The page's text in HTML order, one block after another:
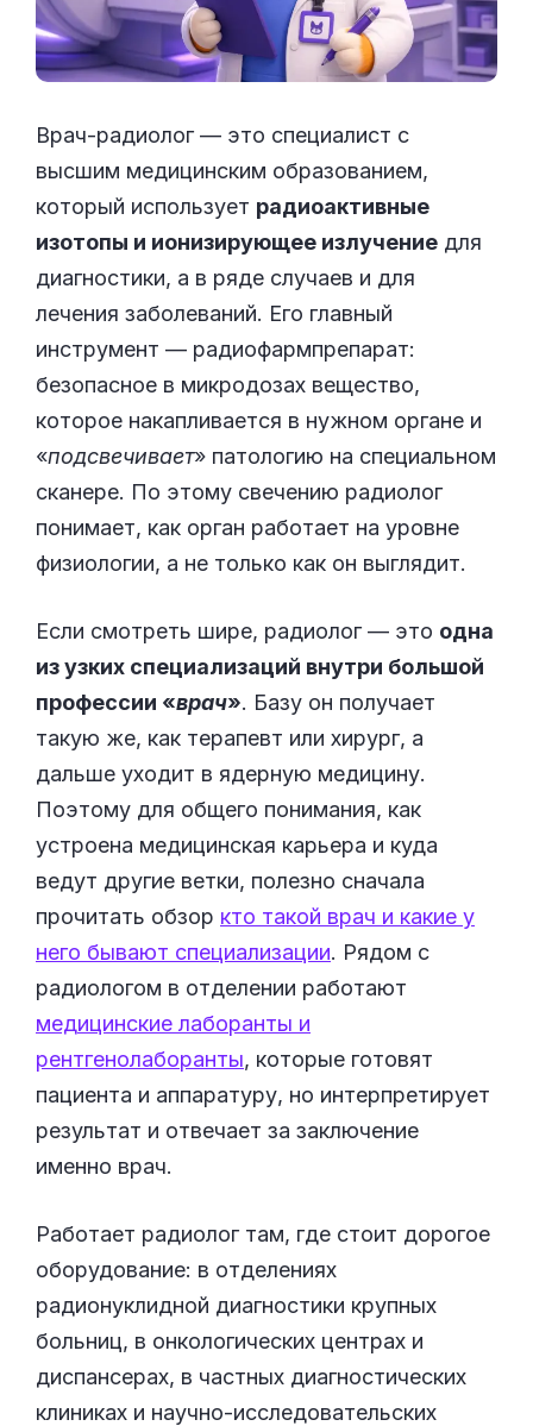
Врач-радиолог — это специалист с
высшим медицинским образованием,
который использует радиоактивные
изотопы и ионизирующее излучение для
диагностики, а в ряде случаев и для
лечения заболеваний. Его главный
инструмент — радиофармпрепарат:
безопасное в микродозах вещество,
которое накапливается в нужном органе и
«подсвечивает» патологию на специальном
сканере. По этому свечению радиолог
понимает, как орган работает на уровне
физиологии, а не только как он выглядит.
Если смотреть шире, радиолог — это одна
из узких специализаций внутри большой
профессии «врач». Базу он получает
такую же, как терапевт или хирург, а
дальше уходит в ядерную медицину.
Поэтому для общего понимания, как
устроена медицинская карьера и куда
ведут другие ветки, полезно сначала
прочитать обзор кто такой врач и какие у
него бывают специализации. Рядом с
радиологом в отделении работают
медицинские лаборанты и
рентгенолаборанты, которые готовят
пациента и аппаратуру, но интерпретирует
результат и отвечает за заключение
именно врач.
Работает радиолог там, где стоит дорогое
оборудование: в отделениях
радионуклидной диагностики крупных
больниц, в онкологических центрах и
диспансерах, в частных диагностических
клиниках и научно-исследовательских